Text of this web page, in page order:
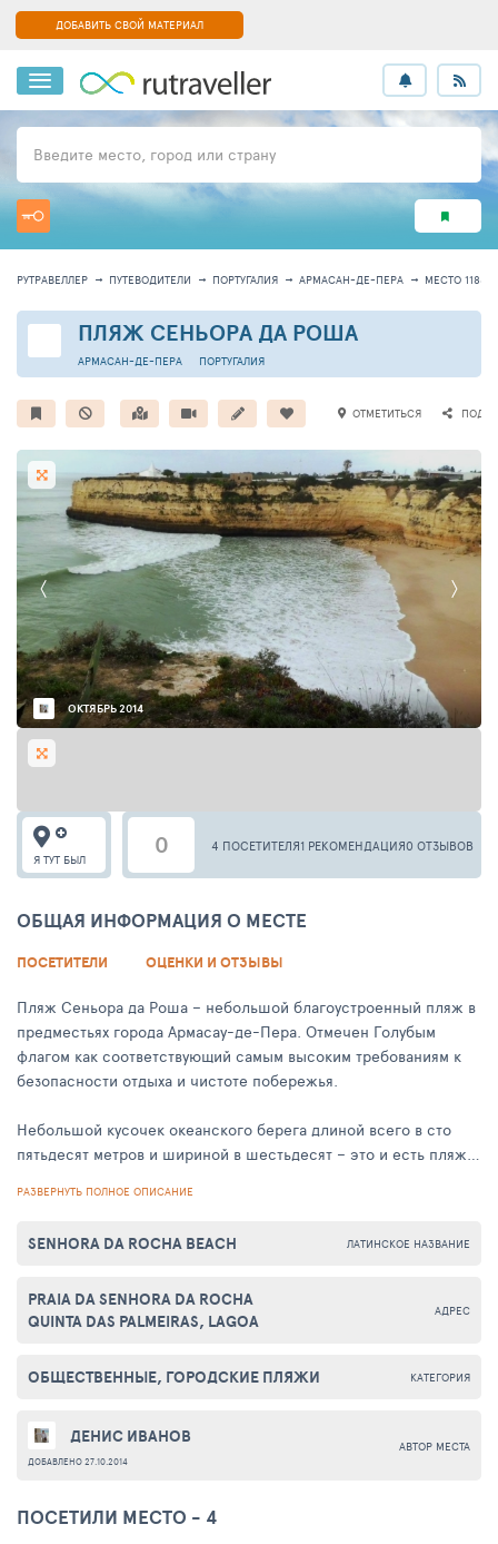
ДОБАВИТЬ СВОЙ МАТЕРИАЛ
Введите место, город или страну
РУТРАВЕЛЛЕР ПУТЕВОДИТЕЛИ ПОРТУГАЛИЯ АРМАСАН-ДЕ-ПЕРА МЕСТО 118875
ПЛЯЖ СЕНЬОРА ДА РОША
ПОРТУГАЛИЯ
АРМАСАН-ДЕ-ПЕРА
ОТМЕТИТЬСЯ
ОКТЯБРЬ 2014
0 4 ПОСЕТИТЕЛЯ1 РЕКОМЕНДАЦИЯ0 ОТЗЫВОВ
Я ТУТ БЫЛ
ОБЩАЯ ИНФОРМАЦИЯ О МЕСТЕ
ПОСЕТИТЕЛИ ОЦЕНКИ И ОТЗЫВЫ
Пляж Сеньора да Роша – небольшой благоустроенный пляж в
предместьях города Армасау-де-Пера. Отмечен Голубым
флагом как соответствующий самым высоким требованиям к
безопасности отдыха и чистоте побережья.
Небольшой кусочек океанского берега длиной всего в сто
пятьдесят метров и шириной в шестьдесят – это и есть пляж
обозначены уходящими в океан крутыми скалами. Море
отвесные срезы, многослойные, как пирог «Наполеон». На
древнего форта с часовней Богородицы-на-Скале. Под ними,
сквозь толщу горы, прорыт туннель, через который можно
пунктом проката лодок, душевыми кабинами и зонтами. На
пляже постоянно дежурит медицинский работник для
оказания необходимой помощи. Работает ресторан и бар.
РАЗВЕРНУТЬ ПОЛНОЕ ОПИСАНИЕ
ЛАТИНСКОЕ НАЗВАНИЕ
SENHORA DA ROCHA BEACH
АДРЕС
PRAIA DA SENHORA DA ROCHA
QUINTA DAS PALMEIRAS, LAGOA
КАТЕГОРИЯ
ОБЩЕСТВЕННЫЕ, ГОРОДСКИЕ ПЛЯЖИ
АВТОР МЕСТА
ДЕНИС ИВАНОВ
ДОБАВЛЕНО 27.10.2014
ПОСЕТИЛИ МЕСТО - 4